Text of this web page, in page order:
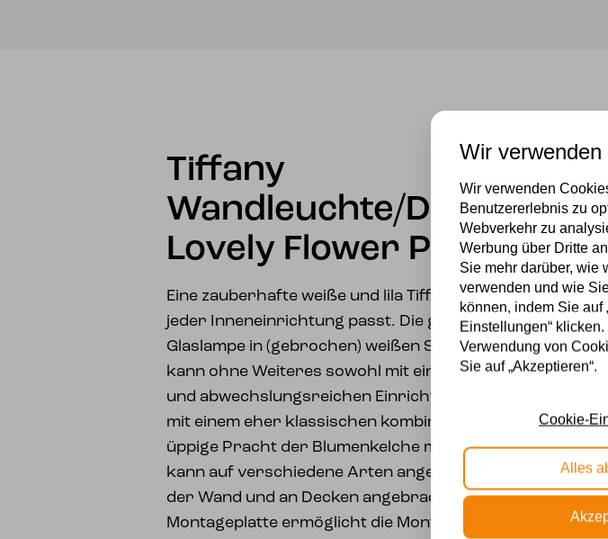
Tiffany
Wandleuchte/
Lovely Flower Purple
Eine zauberhafte weiße und lila Tiffany-Lampe, die zu
jeder Inneneinrichtung passt. Die geschwungene
Glaslampe in (gebrochen) weißen Schattierungen
kann ohne Weiteres sowohl mit einem farbenfrohen
und abwechslungsreichen Einrichtungsstil als auch
mit einem eher klassischen kombiniert werden. Die
üppige Pracht der Blumenkelche mit der Leuchte
kann auf verschiedene Arten angebracht weden: an
der Wand und an Decken angebracht werden. Die
Montageplatte ermöglicht die Montage der Leuchte in
Wir verwenden
Wir verwenden
Benutzererlebnis zu
Webverkehr zu
Werbung über Dritte
Sie mehr darüber, wie
verwenden und wie
können, indem Sie auf
Einstellungen“
Verwendung von
Sie auf „Akzeptieren“.
Cookie-
Alles